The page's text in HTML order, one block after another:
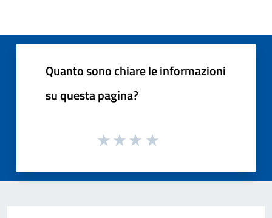
Quanto sono chiare le informazioni
su questa pagina?